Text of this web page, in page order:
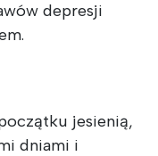
depresji
jesienią,
dniami i